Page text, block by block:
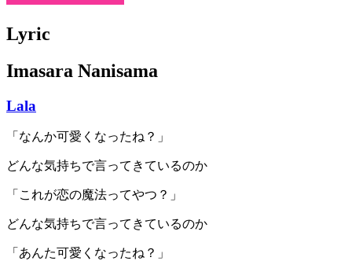
Lyric
Imasara Nanisama
Lala
「なんか可愛くなったね？」
どんな気持ちで言ってきているのか
「これが恋の魔法ってやつ？」
どんな気持ちで言ってきているのか
「あんた可愛くなったね？」